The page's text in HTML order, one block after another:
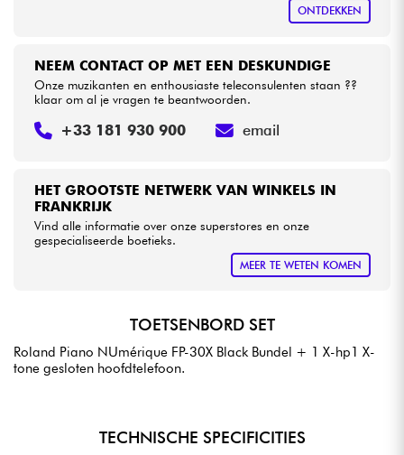
ONTDEKKEN
HET GROOTSTE NETWERK VAN WINKELS IN
FRANKRIJK
Vind alle informatie over onze superstores en onze
gespecialiseerde boetieks.
MEER TE WETEN KOMEN
NEEM CONTACT OP MET EEN DESKUNDIGE
Onze muzikanten en enthousiaste teleconsulenten staan ??
klaar om al je vragen te beantwoorden.
+33 181 930 900 email
TOETSENBORD SET
Roland Piano NUmérique FP-30X Black Bundel + 1 X-hp1 X-
tone gesloten hoofdtelefoon.
TECHNISCHE SPECIFICITIES